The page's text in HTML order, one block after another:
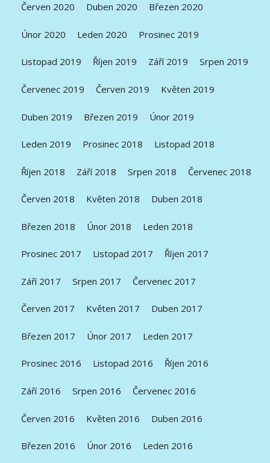
Červen 2020 Duben 2020 Březen 2020
Únor 2020 Leden 2020 Prosinec 2019
Listopad 2019 Říjen 2019 Září 2019 Srpen 2019
Červenec 2019 Červen 2019 Květen 2019
Duben 2019 Březen 2019 Únor 2019
Leden 2019 Prosinec 2018 Listopad 2018
Říjen 2018 Září 2018 Srpen 2018 Červenec 2018
Červen 2018 Květen 2018 Duben 2018
Březen 2018 Únor 2018 Leden 2018
Prosinec 2017 Listopad 2017 Říjen 2017
Září 2017 Srpen 2017 Červenec 2017
Červen 2017 Květen 2017 Duben 2017
Březen 2017 Únor 2017 Leden 2017
Prosinec 2016 Listopad 2016 Říjen 2016
Září 2016 Srpen 2016 Červenec 2016
Červen 2016 Květen 2016 Duben 2016
Březen 2016 Únor 2016 Leden 2016